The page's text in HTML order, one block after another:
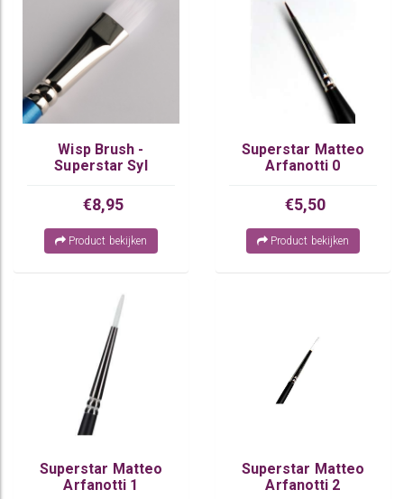
Wisp Brush -
Superstar Syl
€8,95
Product bekijken
Superstar Matteo
Arfanotti 0
€5,50
Product bekijken
Superstar Matteo
Arfanotti 1
Superstar Matteo
Arfanotti 2